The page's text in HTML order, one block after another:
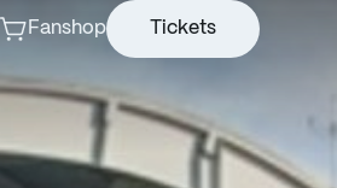
Fanshop Tickets